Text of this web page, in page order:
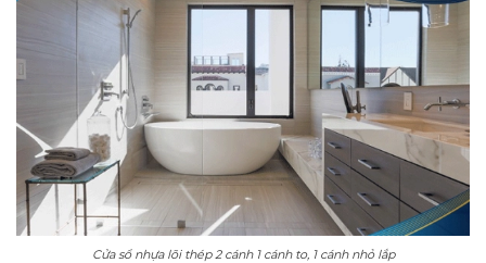
Cửa sổ nhựa lõi thép 2 cánh 1 cánh to, 1 cánh nhỏ lắp